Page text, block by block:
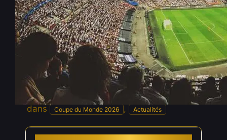
Coupe du Monde 2026 : « Tu
as envie de vomir », Djorkaeff
fracasse le Brésil de la Coupe
du monde
Juil 8, 2026 Julien Ollivier
dans Coupe du Monde 2026 , Actualités